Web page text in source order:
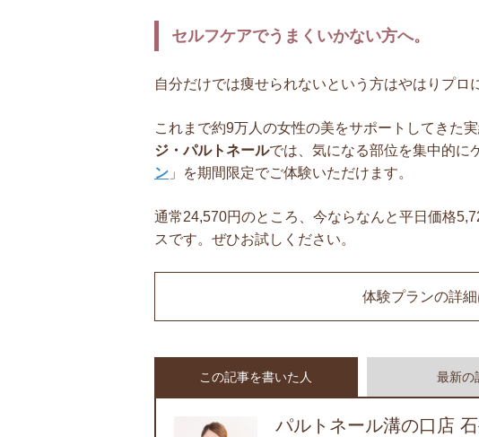
セルフケアでうまくいかない方へ。
自分だけでは痩せられないという方はやはりプロ
これまで約9万人の女性の美をサポートしてきた
ジ・パルトネールでは、気になる部位を集中的に
ン 」を期間限定でご体験いただけます。
通常24,570円のところ、今ならなんと平日価格
スです。ぜひお試しください。
体験プランの詳
この記事を書いた人 最新の
パルトネール溝の口店